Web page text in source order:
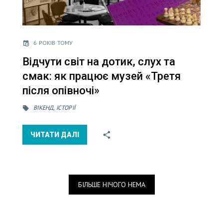
6 РОКІВ ТОМУ
Відчути світ на дотик, слух та
смак: як працює музей «Третя
після опівночі»
ВІКЕНД, ІСТОРІЇ
ЧИТАТИ ДАЛІ
БІЛЬШЕ НІЧОГО НЕМА